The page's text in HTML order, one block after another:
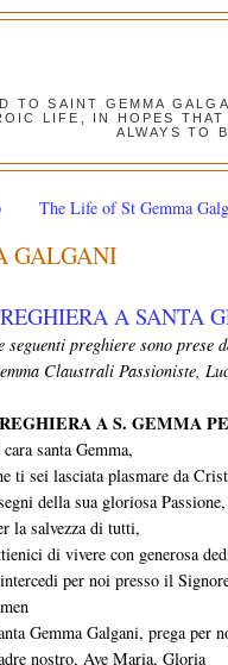
TO SAINT GEMMA
LIFE, IN HOPES
ALWAYS TO
The Life of St Gemma
GALGANI
A SANTA
seguenti preghiere sono prese
­Claustrali Passioniste,
A S. GEMMA
cara santa Gemma,
ti sei lasciata plasmare da
della sua gloriosa Passione,
la salvezza di tutti,
di vivere con generosa
per noi presso il
Gemma Galgani, prega per
nostro, Ave Maria, Gloria